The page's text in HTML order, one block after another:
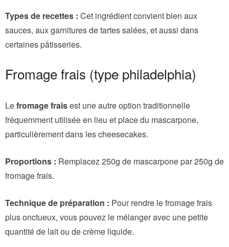
Types de recettes : Cet ingrédient convient bien aux
sauces, aux garnitures de tartes salées, et aussi dans
certaines pâtisseries.
Fromage frais (type philadelphia)
Lefromage fraisest une autre option traditionnelle
fréquemment utilisée en lieu et place du mascarpone,
particulièrement dans les cheesecakes.
Proportions : Remplacez 250g de mascarpone par 250g de
fromage frais.
Technique de préparation : Pour rendre le fromage frais
plus onctueux, vous pouvez le mélanger avec une petite
quantité de lait ou de crème liquide.